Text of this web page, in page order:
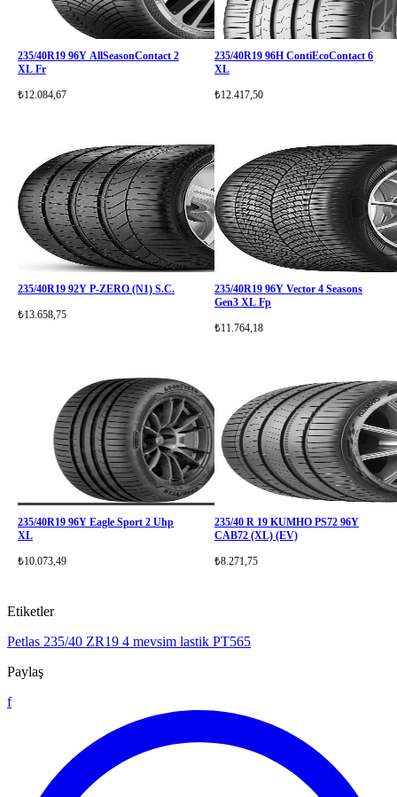
235/40R19 96Y AllSeasonContact 2
XL Fr
₺12.084,67
235/40R19 96H ContiEcoContact 6
XL
₺12.417,50
235/40R19 92Y P-ZERO (N1) S.C.
₺13.658,75
235/40R19 96Y Vector 4 Seasons
Gen3 XL Fp
₺11.764,18
235/40R19 96Y Eagle Sport 2 Uhp
XL
₺10.073,49
235/40 R 19 KUMHO PS72 96Y
CAB72 (XL) (EV)
₺8.271,75
Etiketler
Petlas 235/40 ZR19 4 mevsim lastik PT565
Paylaş
f